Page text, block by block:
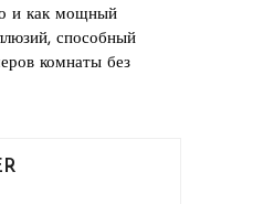
и как мощный
способный
комнаты без